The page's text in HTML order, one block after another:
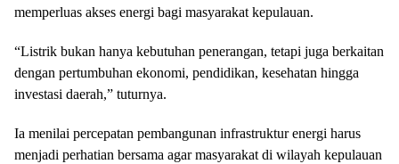
memperluas akses energi bagi masyarakat kepulauan.
“Listrik bukan hanya kebutuhan penerangan, tetapi juga berkaitan
dengan pertumbuhan ekonomi, pendidikan, kesehatan hingga
investasi daerah,” tuturnya.
Ia menilai percepatan pembangunan infrastruktur energi harus
menjadi perhatian bersama agar masyarakat di wilayah kepulauan